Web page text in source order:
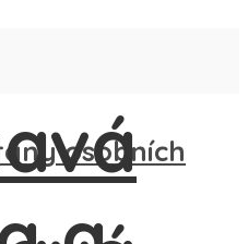
osobních